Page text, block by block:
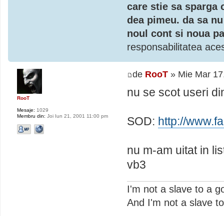
care stie sa sparga
dea pimeu. da sa
noul cont si noua
responsabilitatea
de RooT » Mie Mar
nu se scot useri
SOD: http://
nu m-am uitat in
vb3
I'm not a slave to a
And I'm not a slave
RooT
Mesaje: 1029
Membru din: Joi Iun 21, 2001 11:00 pm